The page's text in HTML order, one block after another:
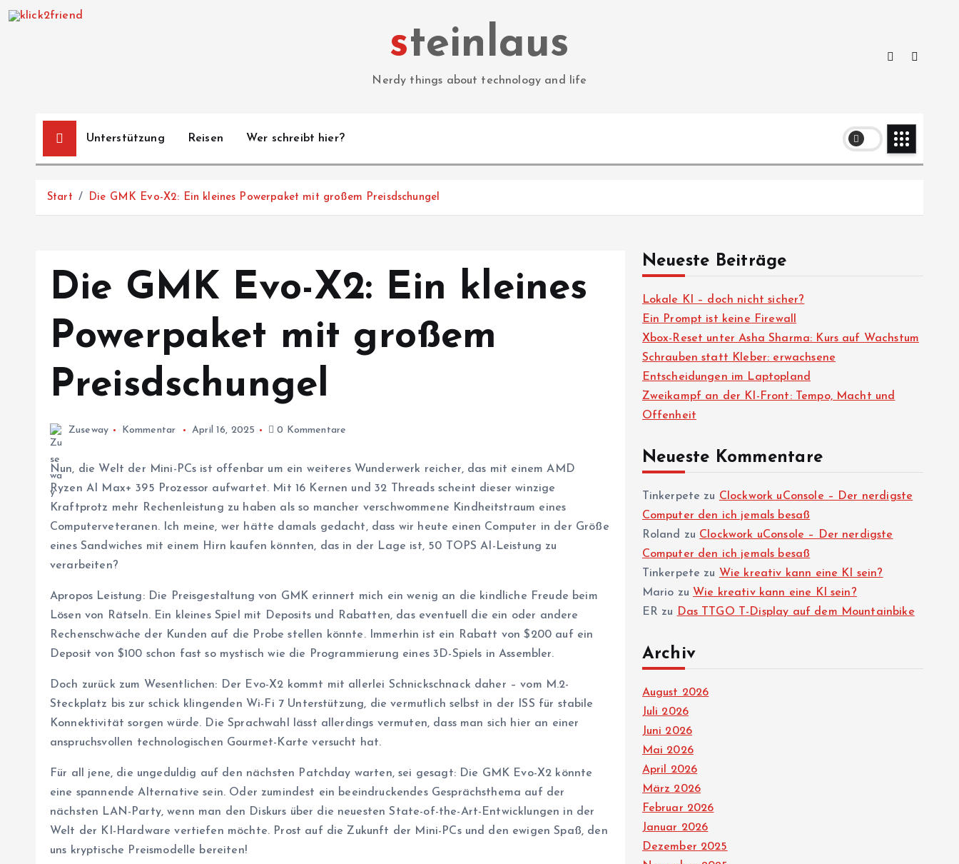
steinlaus
Nerdy things about technology and life
Unterstützung Reisen Wer schreibt hier?
Start Die GMK Evo-X2: Ein kleines Powerpaket mit großem Preisdschungel
Die GMK Evo-X2: Ein kleines
Powerpaket mit großem
Preisdschungel
Zuseway Kommentar April 16, 2025 0 Kommentare
Nun, die Welt der Mini-PCs ist offenbar um ein weiteres Wunderwerk reicher, das mit einem AMD
Ryzen AI Max+ 395 Prozessor aufwartet. Mit 16 Kernen und 32 Threads scheint dieser winzige
Kraftprotz mehr Rechenleistung zu haben als so mancher verschwommene Kindheitstraum eines
Computerveteranen. Ich meine, wer hätte damals gedacht, dass wir heute einen Computer in der Größe
eines Sandwiches mit einem Hirn kaufen könnten, das in der Lage ist, 50 TOPS AI-Leistung zu
verarbeiten?
Apropos Leistung: Die Preisgestaltung von GMK erinnert mich ein wenig an die kindliche Freude beim
Lösen von Rätseln. Ein kleines Spiel mit Deposits und Rabatten, das eventuell die ein oder andere
Rechenschwäche der Kunden auf die Probe stellen könnte. Immerhin ist ein Rabatt von $200 auf ein
Deposit von $100 schon fast so mystisch wie die Programmierung eines 3D-Spiels in Assembler.
Doch zurück zum Wesentlichen: Der Evo-X2 kommt mit allerlei Schnickschnack daher – vom M.2-
Steckplatz bis zur schick klingenden Wi-Fi 7 Unterstützung, die vermutlich selbst in der ISS für stabile
Konnektivität sorgen würde. Die Sprachwahl lässt allerdings vermuten, dass man sich hier an einer
anspruchsvollen technologischen Gourmet-Karte versucht hat.
Für all jene, die ungeduldig auf den nächsten Patchday warten, sei gesagt: Die GMK Evo-X2 könnte
eine spannende Alternative sein. Oder zumindest ein beeindruckendes Gesprächsthema auf der
nächsten LAN-Party, wenn man den Diskurs über die neuesten State-of-the-Art-Entwicklungen in der
Welt der KI-Hardware vertiefen möchte. Prost auf die Zukunft der Mini-PCs und den ewigen Spaß, den
uns kryptische Preismodelle bereiten!
Neueste Beiträge
Lokale KI – doch nicht sicher?
Ein Prompt ist keine Firewall
Xbox-Reset unter Asha Sharma: Kurs auf Wachstum
Schrauben statt Kleber: erwachsene
Entscheidungen im Laptopland
Zweikampf an der KI-Front: Tempo, Macht und
Offenheit
Neueste Kommentare
Tinkerpete zu Clockwork uConsole – Der nerdigste
Computer den ich jemals besaß
Roland
zu Clockwork uConsole – Der nerdigste
Computer den ich jemals besaß
Tinkerpete zu Wie kreativ kann eine KI sein?
Mario zu Wie kreativ kann eine KI sein?
ER zu Das TTGO T-Display auf dem Mountainbike
Archiv
August 2026
Juli 2026
Juni 2026
Mai 2026
April 2026
März 2026
Februar 2026
Januar 2026
Dezember 2025